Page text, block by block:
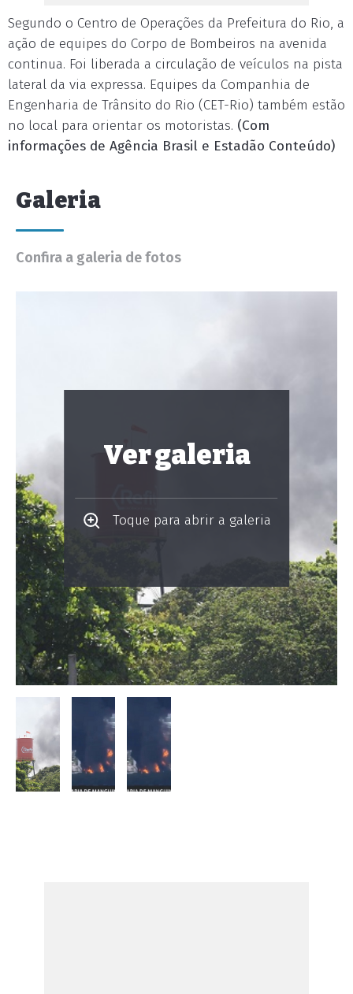
Segundo o Centro de Operações da Prefeitura do Rio, a
ação de equipes do Corpo de Bombeiros na avenida
continua. Foi liberada a circulação de veículos na pista
lateral da via expressa. Equipes da Companhia de
Engenharia de Trânsito do Rio (CET-Rio) também estão
no local para orientar os motoristas. (Com
informações de Agência Brasil e Estadão Conteúdo)
Galeria
Confira a galeria de fotos
Ver galeria
Toque para abrir a galeria